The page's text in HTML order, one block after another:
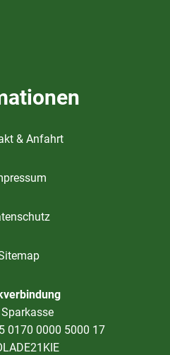
& Anfahrt
0170 0000 5000 17